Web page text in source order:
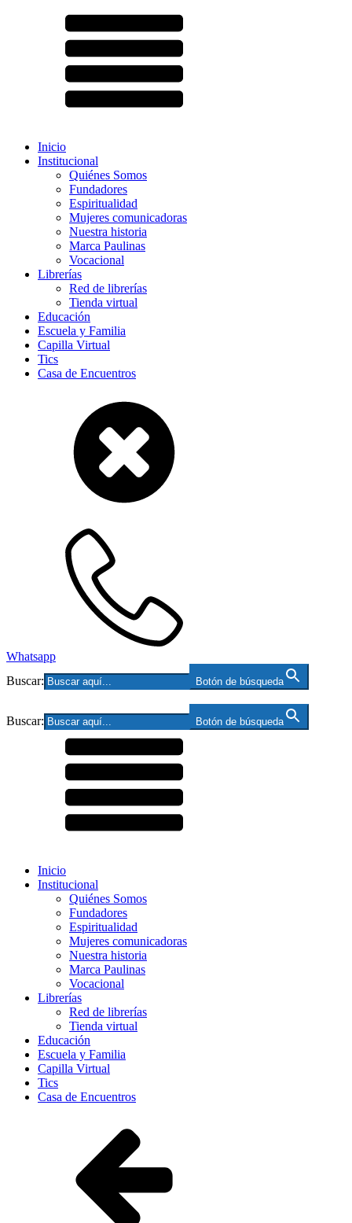
Inicio
Institucional
Quiénes Somos
Fundadores
Espiritualidad
Mujeres comunicadoras
Nuestra historia
Marca Paulinas
Vocacional
Librerías
Red de librerías
Tienda virtual
Educación
Escuela y Familia
Capilla Virtual
Tics
Casa de Encuentros
Whatsapp
Buscar:
Botón de búsqueda
Buscar: Botón de búsqueda
Inicio
Institucional
Quiénes Somos
Fundadores
Espiritualidad
Mujeres comunicadoras
Nuestra historia
Marca Paulinas
Vocacional
Librerías
Red de librerías
Tienda virtual
Educación
Escuela y Familia
Capilla Virtual
Tics
Casa de Encuentros